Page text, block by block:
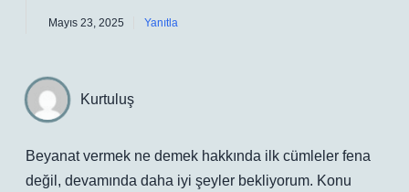
Mayıs 23, 2025 Yanıtla
Kurtuluş
Beyanat vermek ne demek hakkında ilk cümleler fena
değil, devamında daha iyi şeyler bekliyorum. Konu